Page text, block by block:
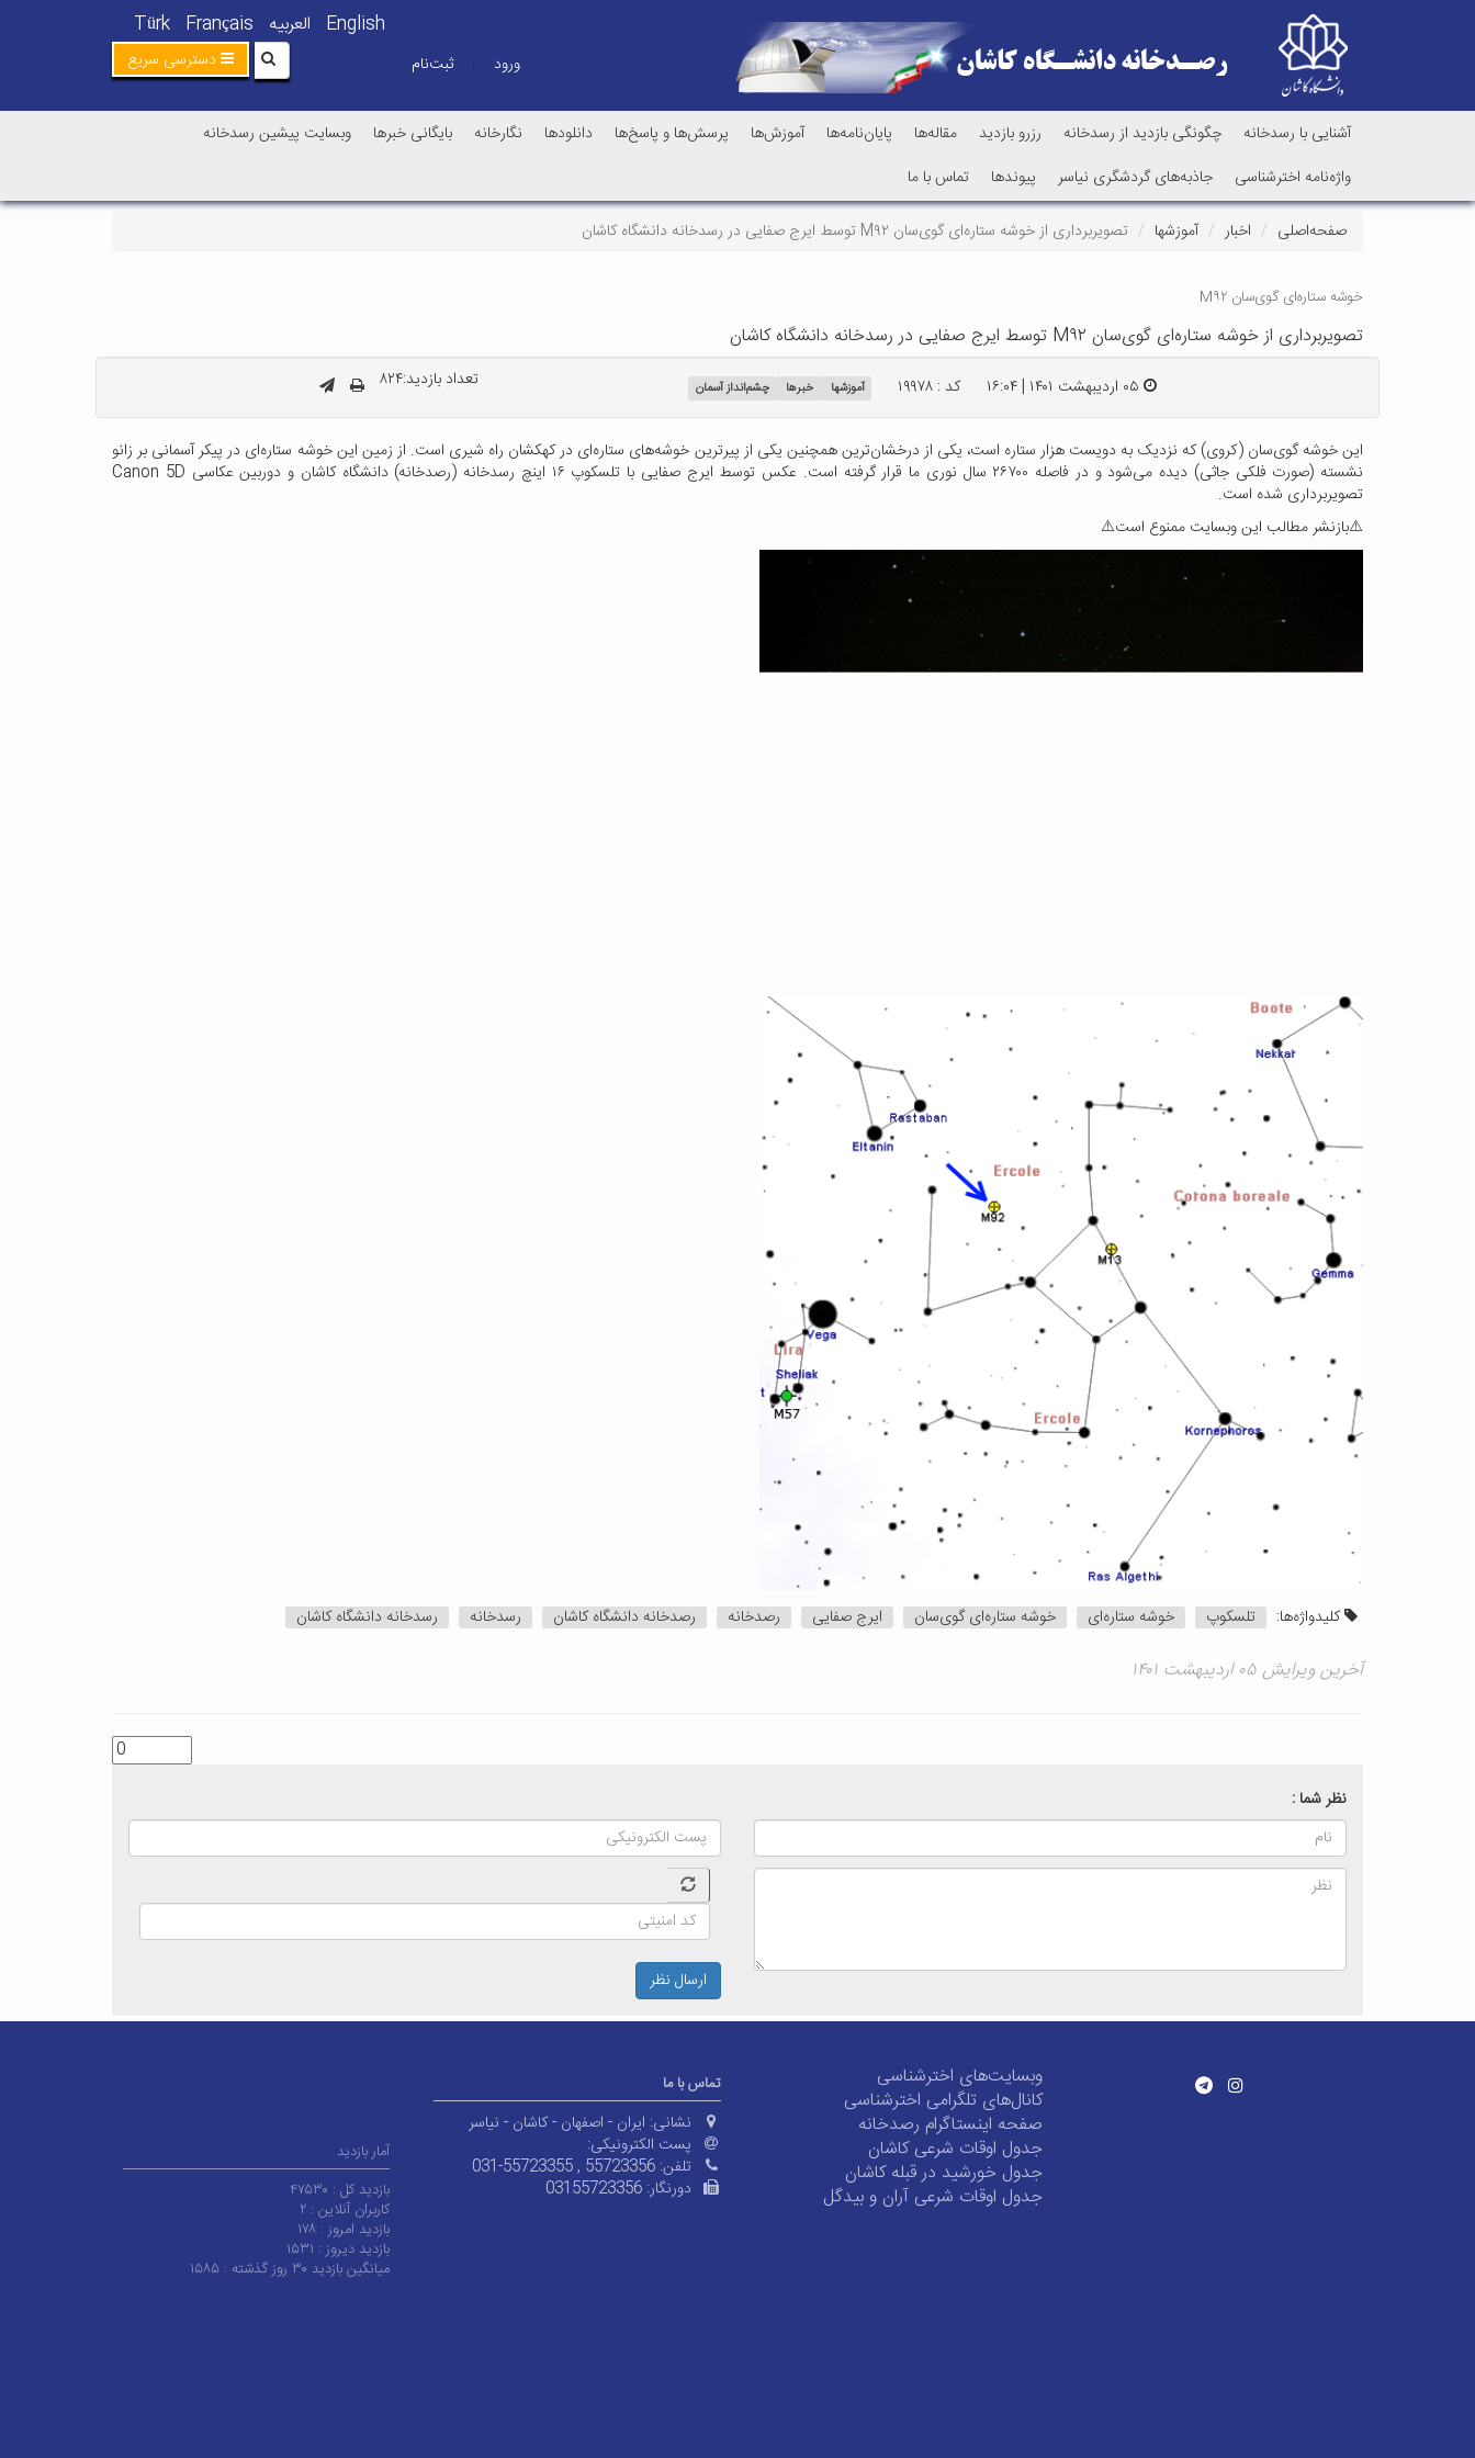
English العربیه Français
Türk
ورود | ثبت‌نام دسترسی سریع
آشنایی با رسدخانه چگونگی بازدید از رسدخانه رزرو بازدید مقاله‌ها پایان‌نامه‌ها آموزش‌ها پرسش‌ها و پاسخ‌ها دانلودها نگارخانه بایگانی خبرها
وبسایت پیشین رسدخانه
واژه‌نامه اخترشناسی
جاذبه‌های گردشگری نیاسر پیوندها تماس با ما
صفحه‌اصلی اخبار آموزشها تصویربرداری از خوشه ستاره‌ای گوی‌سان M۹۲ توسط ایرج صفایی در رسدخانه دانشگاه کاشان
خوشه ستاره‌ای گوی‌سان M۹۲
تصویربرداری از خوشه ستاره‌ای گوی‌سان M۹۲ توسط ایرج صفایی در رسدخانه دانشگاه کاشان
۰۵ اردیبهشت ۱۴۰۱ | ۱۶:۰۴ کد : ۱۹۹۷۸ آموزشها خبرها چشم‌انداز آسمان تعداد بازدید:۸۲۴
این خوشه گوی‌سان (کروی) که نزدیک به دویست هزار ستاره است، یکی از درخشان‌ترین همچنین یکی از پیرترین خوشه‌های ستاره‌ای در کهکشان راه شیری است. از زمین این خوشه ستاره‌ای در پیکر آسمانی بر زانو
نشسته (صورت فلکی جاثی) دیده می‌شود و در فاصله ۲۶۷۰۰ سال نوری ما قرار گرفته است. عکس توسط ایرج صفایی با تلسکوپ ۱۶ اینچ رسدخانه (رصدخانه) دانشگاه کاشان و دوربین عکاسی Canon 5D
تصویربرداری شده است.
⚠️بازنشر مطالب این وبسایت ممنوع است⚠️
کلیدواژه‌ها: تلسکوپ خوشه ستاره‌ای خوشه ستاره‌ای گوی‌سان ایرج صفایی رصدخانه رصدخانه دانشگاه کاشان رسدخانه رسدخانه دانشگاه کاشان
آخرین ویرایش ۰۵ اردیبهشت ۱۴۰۱
نظر شما :
ارسال نظر
وبسایت‌های اخترشناسی
کانال‌های تلگرامی اخترشناسی
صفحه اینستاگرام رصدخانه
جدول اوقات شرعی کاشان
جدول خورشید در قبله کاشان
تماس با ما
نشانی:ایران - اصفهان - کاشان - نیاسر
پست الکترونیکی:
آمار بازدید
بازدید کل :۴۷۵۳۰
کاربران آنلاین :۲
بازدید امروز : ۱۷۸
بازدید دیروز :۱۵۳۱